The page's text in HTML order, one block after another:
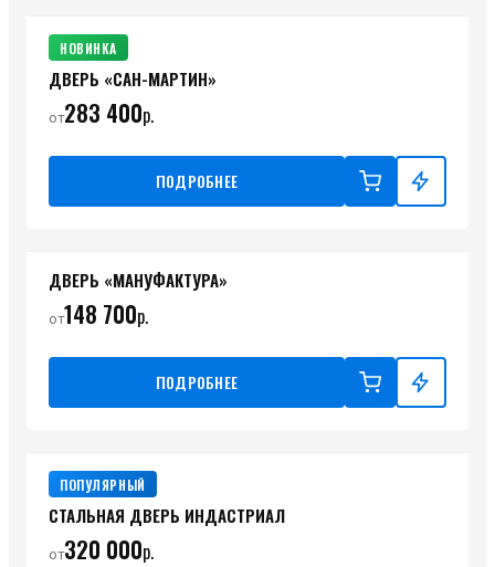
НОВИНКА
ДВЕРЬ «САН-МАРТИН»
от283 400р.
ПОДРОБНЕЕ
ДВЕРЬ «МАНУФАКТУРА»
от148 700р.
ПОДРОБНЕЕ
ПОПУЛЯРНЫЙ
СТАЛЬНАЯ ДВЕРЬ ИНДАСТРИАЛ
от320 000р.